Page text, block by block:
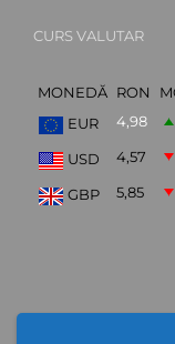
CURS VALUTAR
MONEDĂ RON
EUR
4,98
USD 4,57
GBP 5,85